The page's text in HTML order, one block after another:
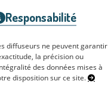
Responsabilité
diffuseurs ne peuvent garantir
la précision ou
des données mises à
disposition sur ce site.